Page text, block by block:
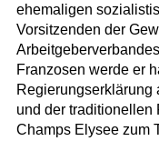
ehemaligen
Vorsitzenden der
Franzosen werde er
Regierungserklärung
und der traditionellen
Champs Elysee zum